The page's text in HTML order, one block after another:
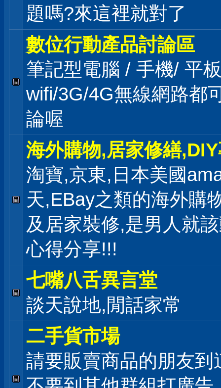
題嗎?來這裡就對了
數位行動產品討論區
筆記型電腦 / 手機/ 平
wifi/3G/4G無線網路都
論喔
海外購物,居家修繕
淘寶,京東,日本美國
天,EBay之類的海外購
及居家裝修,是男人就
心得分享!!!
七嘴八舌異言堂
談天說地,閒話家常
二手貨市場
請要販賣商品的朋友到